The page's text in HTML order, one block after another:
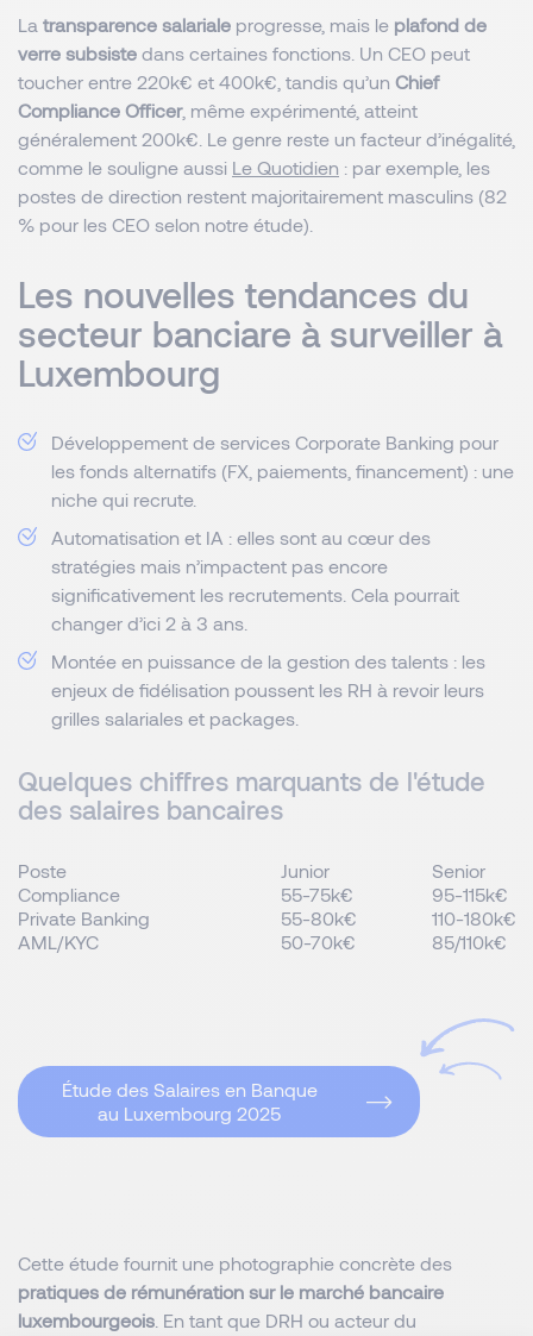
La transparence salariale progresse, mais le plafond de
verre subsiste dans certaines fonctions. Un CEO peut
toucher entre 220k€ et 400k€, tandis qu’un Chief
Compliance Officer, même expérimenté, atteint
généralement 200k€. Le genre reste un facteur d’inégalité,
comme le souligne aussi Le Quotidien : par exemple, les
postes de direction restent majoritairement masculins (82
% pour les CEO selon notre étude).
Les nouvelles tendances du
secteur banciare à surveiller à
Luxembourg
Développement de services Corporate Banking pour
les fonds alternatifs (FX, paiements, financement) : une
niche qui recrute.
Automatisation et IA : elles sont au cœur des
stratégies mais n’impactent pas encore
significativement les recrutements. Cela pourrait
changer d’ici 2 à 3 ans.
Montée en puissance de la gestion des talents : les
enjeux de fidélisation poussent les RH à revoir leurs
grilles salariales et packages.
Quelques chiffres marquants de l'étude
des salaires bancaires
Poste Junior
Senior
Compliance
55-75k€
95-115k€
Private Banking
55-80k€
110-180k€
AML/KYC
50-70k€ 85/110k€
Étude des Salaires en Banque
au Luxembourg 2025
Cette étude fournit une photographie concrète des
pratiques de rémunération sur le marché bancaire
luxembourgeois . En tant que DRH ou acteur du